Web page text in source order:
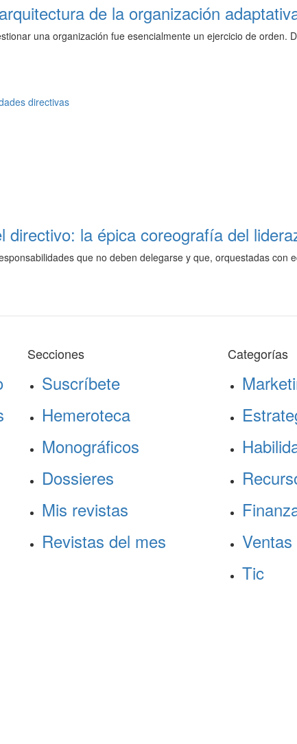
de la organización
una organización fue esencialmente un ejercicio de
directivas
directivo: la épica coreografía del
que no deben delegarse y que, orquestadas
Secciones
Suscríbete
Hemeroteca
Monográficos
Dossieres
Mis revistas
Revistas del mes
Categorías
Ventas
Tic